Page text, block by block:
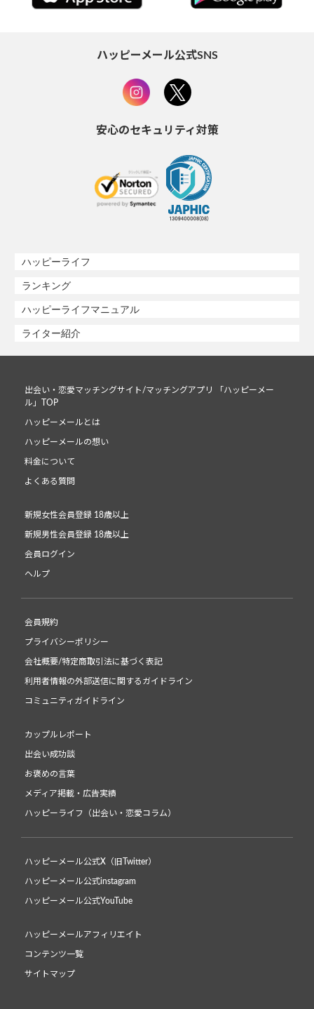
ハッピーメール公式SNS
安心のセキュリティ対策
ハッピーライフ
ランキング
ハッピーライフマニュアル
ライター紹介
出会い・恋愛マッチングサイト/マッチングアプリ 「ハッピーメー
ル」TOP
ハッピーメールとは
ハッピーメールの想い
料金について
よくある質問
新規女性会員登録 18歳以上
新規男性会員登録 18歳以上
会員ログイン
ヘルプ
会員規約
プライバシーポリシー
会社概要/特定商取引法に基づく表記
利用者情報の外部送信に関するガイドライン
コミュニティガイドライン
カップルレポート
出会い成功談
お褒めの言葉
メディア掲載・広告実績
ハッピーライフ（出会い・恋愛コラム）
ハッピーメール公式X（旧Twitter）
ハッピーメール公式instagram
ハッピーメール公式YouTube
ハッピーメールアフィリエイト
コンテンツ一覧
サイトマップ